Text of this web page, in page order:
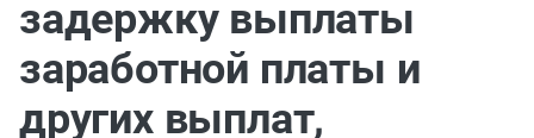
задержку выплаты
заработной платы и
других выплат,